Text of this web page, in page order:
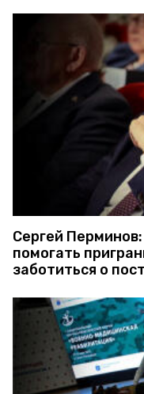
Сергей
помогать
заботиться о